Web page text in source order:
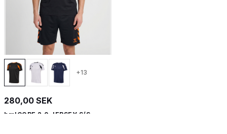
+13
280,00 SEK
hmlCORE 2.0 JERSEY S/S